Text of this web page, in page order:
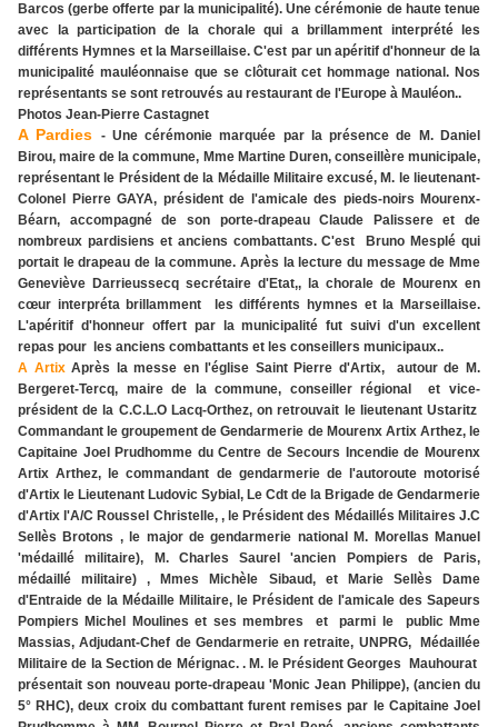
Barcos (gerbe offerte par la municipalité). Une cérémonie de haute tenue
avec la participation de la chorale qui a brillamment interprété les
différents Hymnes et la Marseillaise. C'est par un apéritif d'honneur de la
municipalité mauléonnaise que se clôturait cet hommage national. Nos
représentants se sont retrouvés au restaurant de l'Europe à Mauléon..
Photos Jean-Pierre Castagnet
A Pardies - Une cérémonie marquée par la présence de M. Daniel
Birou, maire de la commune, Mme Martine Duren, conseillère municipale,
représentant le Président de la Médaille Militaire excusé, M. le lieutenant-
Colonel Pierre GAYA, président de l'amicale des pieds-noirs Mourenx-
Béarn, accompagné de son porte-drapeau Claude Palissere et de
nombreux pardisiens et anciens combattants. C'est Bruno Mesplé qui
portait le drapeau de la commune. Après la lecture du message de Mme
Geneviève Darrieussecq secrétaire d'Etat,, la chorale de Mourenx en
cœur interpréta brillamment les différents hymnes et la Marseillaise.
L'apéritif d'honneur offert par la municipalité fut suivi d'un excellent
repas pour les anciens combattants et les conseillers municipaux..
A ArtixAprès la messe en l'église Saint Pierre d'Artix, autour de M.
Bergeret-Tercq, maire de la commune, conseiller régional et vice-
président de la C.C.L.O Lacq-Orthez, on retrouvait le lieutenant Ustaritz
Commandant le groupement de Gendarmerie de Mourenx Artix Arthez, le
Capitaine Joel Prudhomme du Centre de Secours Incendie de Mourenx
Artix Arthez, le commandant de gendarmerie de l'autoroute motorisé
d'Artix le Lieutenant Ludovic Sybial, Le Cdt de la Brigade de Gendarmerie
d'Artix l'A/C Roussel Christelle, , le Président des Médaillés Militaires J.C
Sellès Brotons , le major de gendarmerie national M. Morellas Manuel
'médaillé militaire), M. Charles Saurel 'ancien Pompiers de Paris,
médaillé militaire) , Mmes Michèle Sibaud, et Marie Sellès Dame
d'Entraide de la Médaille Militaire, le Président de l'amicale des Sapeurs
Pompiers Michel Moulines et ses membres et parmi le public Mme
Massias, Adjudant-Chef de Gendarmerie en retraite, UNPRG, Médaillée
Militaire de la Section de Mérignac. . M. le Président Georges Mauhourat
présentait son nouveau porte-drapeau 'Monic Jean Philippe), (ancien du
5° RHC), deux croix du combattant furent remises par le Capitaine Joel